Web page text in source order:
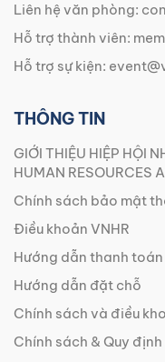
Liên hệ văn phòng:
Hỗ trợ thành viên:
Hỗ trợ sự kiện:
THÔNG TIN
GIỚI THIỆU HIỆP HỘI
HUMAN RESOURCES
Chính sách bảo mật
Điều khoản VNHR
Hướng dẫn thanh toán
Hướng dẫn đặt chỗ
Chính sách và điều
Chính sách & Quy